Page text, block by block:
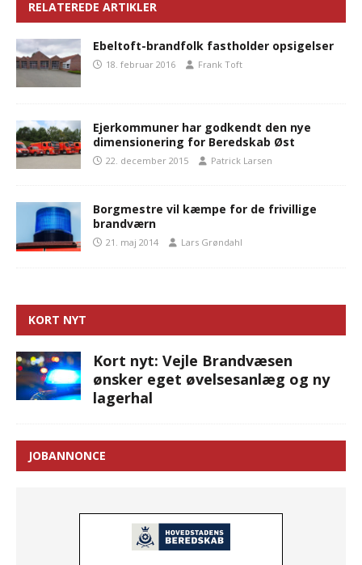
RELATEREDE ARTIKLER
Ebeltoft-brandfolk fastholder opsigelser
18. februar 2016 Frank Toft
Ejerkommuner har godkendt den nye
dimensionering for Beredskab Øst
22. december 2015 Patrick Larsen
Borgmestre vil kæmpe for de frivillige
brandværn
21. maj 2014 Lars Grøndahl
KORT NYT
Kort nyt: Vejle Brandvæsen
ønsker eget øvelsesanlæg og ny
lagerhal
JOBANNONCE